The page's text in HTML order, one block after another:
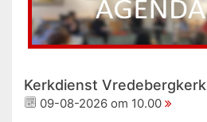
Kerkdienst Vredebergkerk
09-08-2026 om 10.00